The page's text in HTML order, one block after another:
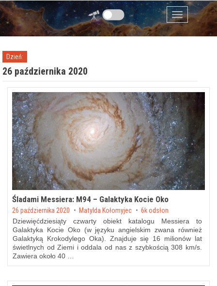
Przejdź do zawartości
Menu
Dzień:
26 października 2020
Śladami Messiera: M94 – Galaktyka Kocie Oko
Posted on
26 października 2020 byMatylda Kołomyjec 6k odsłon
Dziewięćdziesiąty czwarty obiekt katalogu Messiera to
Galaktyka Kocie Oko (w języku angielskim zwana również
Galaktyką Krokodylego Oka). Znajduje się 16 milionów lat
świetlnych od Ziemi i oddala od nas z szybkością 308 km/s.
Zawiera około 40 …